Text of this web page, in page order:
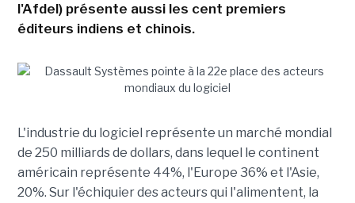
l'Afdel) présente aussi les cent premiers
éditeurs indiens et chinois.
L'industrie du logiciel représente un marché mondial
de 250 milliards de dollars, dans lequel le continent
américain représente 44%, l'Europe 36% et l'Asie,
20%. Sur l'échiquier des acteurs qui l'alimentent, la